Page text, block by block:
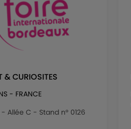
& CURIOSITES
- FRANCE
- Allée C - Stand n° 0126